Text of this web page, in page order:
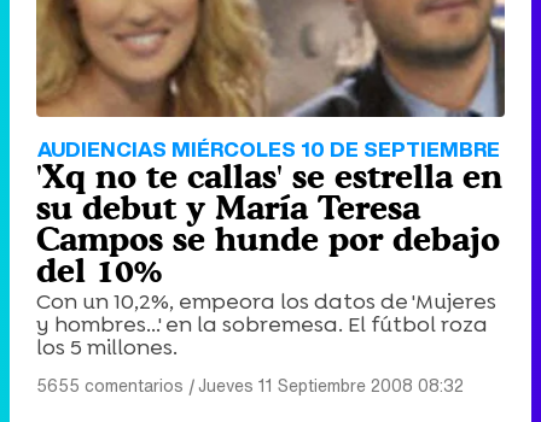
AUDIENCIAS MIÉRCOLES 10 DE SEPTIEMBRE
'Xq no te callas' se estrella en
su debut y María Teresa
Campos se hunde por debajo
del 10%
Con un 10,2%, empeora los datos de 'Mujeres
y hombres...' en la sobremesa. El fútbol roza
los 5 millones.
5655 comentarios |Jueves 11 Septiembre 2008 08:32